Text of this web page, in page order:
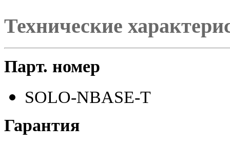
Технические
Парт. номер
SOLO-NBASE-T
Гарантия